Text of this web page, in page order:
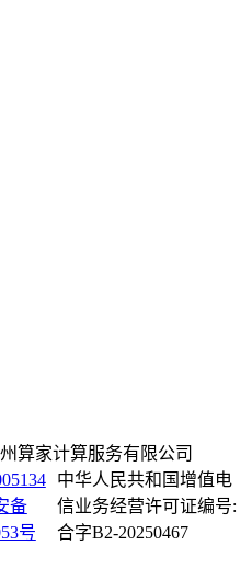
算家计算服务有限公司
备
号
中华人民共和国增值电
信业务经营许可证编号:
合字B2-20250467